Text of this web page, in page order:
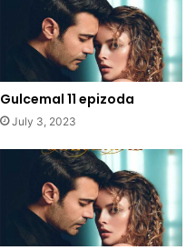
Gulcemal 11 epizoda
July 3, 2023